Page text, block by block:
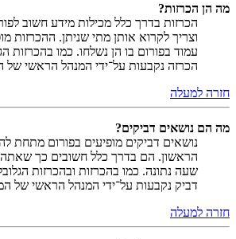
מה הן הכרזות?
הכרזות בדרך כלל מכילות מידע חשוב
וצריך לקרוא אותן מתי שניתן. ההכרזות
עמוד בפורום בו הן נשלחו. כמו בהכרזות
הכרזה נקבעות על־ידי המנהל הראשי
חזרה למעלה
מה הם נושאים דביקים?
נושאים דביקים מופיעים בפורום מתחת
הראשון. הם בדרך כלל חשובים כך
שעה נתונה. כמו בהכרזות ובהכרזות
דביק נקבעות על־ידי המנהל הראשי של
חזרה למעלה